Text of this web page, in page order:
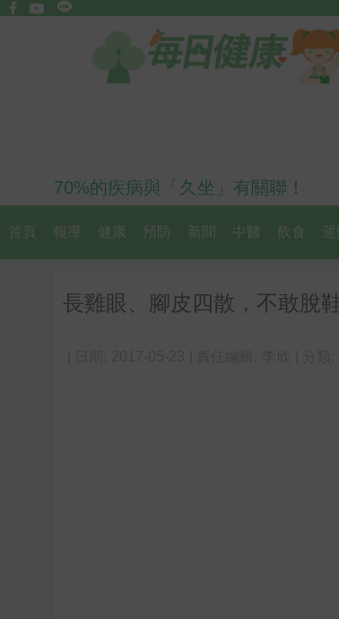
70%的疾病與「久坐」有關聯！
首頁 報導 健康 預防 新聞 中醫 飲食
長雞眼、腳皮四散，不敢脫